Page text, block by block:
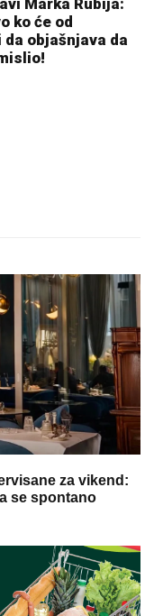
Marka Rubija:
ko će od
objašnjava da
za vikend:
se spontano